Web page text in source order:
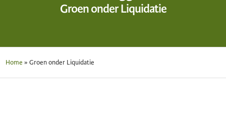
Groen onder Liquidatie
Home »Groen onder Liquidatie